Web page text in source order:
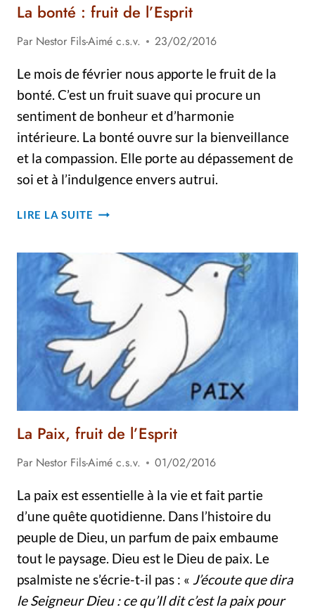
La bonté : fruit de l’Esprit
Par Nestor Fils-Aimé c.s.v.
23/02/2016
Le mois de février nous apporte le fruit de la
bonté. C’est un fruit suave qui procure un
sentiment de bonheur et d’harmonie
intérieure. La bonté ouvre sur la bienveillance
et la compassion. Elle porte au dépassement de
soi et à l’indulgence envers autrui.
LIRE LA SUITE LA
La Paix, fruit de l’Esprit
Par Nestor Fils-Aimé c.s.v.
01/02/2016
La paix est essentielle à la vie et fait partie
d’une quête quotidienne. Dans l’histoire du
peuple de Dieu, un parfum de paix embaume
tout le paysage. Dieu est le Dieu de paix. Le
psalmiste ne s’écrie-t-il pas : « J’écoute que dira
le Seigneur Dieu : ce qu’Il dit c’est la paix pour